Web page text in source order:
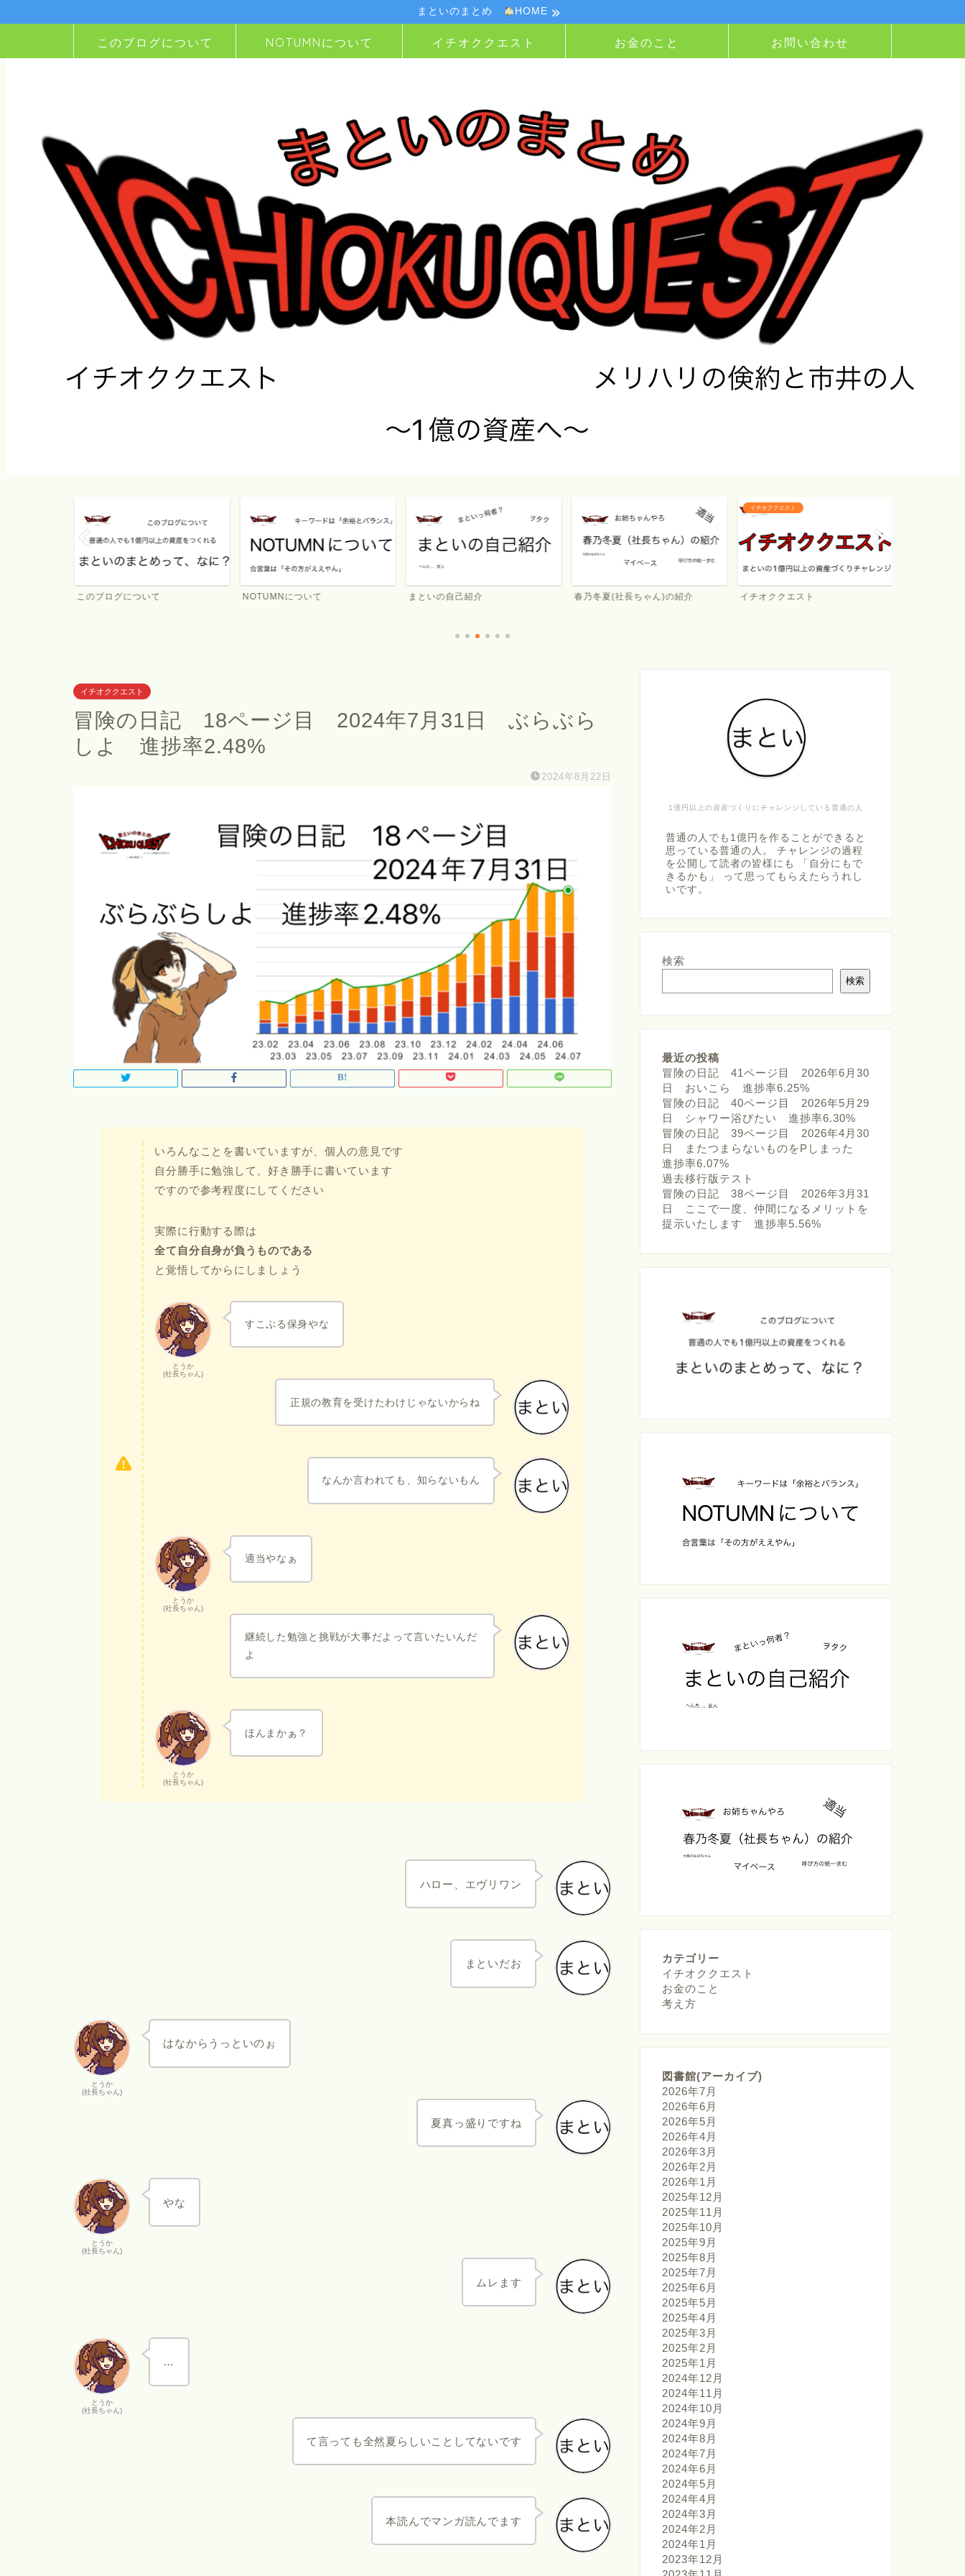
まといのまとめ HOME
このブログについて NOTUMNについて イチオククエスト お金のこと お問い合わせ
このブログについて NOTUMNについて まといの自己紹介 春乃冬夏(社長ちゃん)の紹介
イチオククエスト
イチオククエスト
イチオククエスト
冒険の日記 18ページ目 2024年7月31日 ぶらぶら
しよ 進捗率2.48%
2024年8月22日
いろんなことを書いていますが、個人の意見です
自分勝手に勉強して、好き勝手に書いています
ですので参考程度にしてください
実際に行動する際は
全て自分自身が負うものである
と覚悟してからにしましょう
とうか
(社長ちゃん)
すこぶる保身やな
正規の教育を受けたわけじゃないからね
なんか言われても、知らないもん
とうか
(社長ちゃん)
適当やなぁ
継続した勉強と挑戦が大事だよって言いたいんだ
よ
とうか
(社長ちゃん)
ほんまかぁ？
ハロー、エヴリワン
まといだお
とうか
(社長ちゃん)
はなからうっといのぉ
夏真っ盛りですね
とうか
(社長ちゃん)
やな
ムレます
とうか
(社長ちゃん)
…
て言っても全然夏らしいことしてないです
本読んでマンガ読んでます
1億円以上の資産づくりにチャレンジしている普通の人
普通の人でも1億円を作ることができると
思っている普通の人。 チャレンジの過程
を公開して読者の皆様にも 「自分にもで
きるかも」 って思ってもらえたらうれし
いです。
検索
検索
最近の投稿
冒険の日記 41ページ目 2026年6月30
日 おいこら 進捗率6.25%
冒険の日記 40ページ目 2026年5月29
日 シャワー浴びたい 進捗率6.30%
冒険の日記 39ページ目 2026年4月30
日 またつまらないものをPしまった
進捗率6.07%
過去移行版テスト
冒険の日記 38ページ目 2026年3月31
日 ここで一度、仲間になるメリットを
提示いたします 進捗率5.56%
カテゴリー
イチオククエスト
お金のこと
考え方
図書館(アーカイブ)
2026年7月
2026年6月
2026年5月
2026年4月
2026年3月
2026年2月
2026年1月
2025年12月
2025年11月
2025年10月
2025年9月
2025年8月
2025年7月
2025年6月
2025年5月
2025年4月
2025年3月
2025年2月
2025年1月
2024年12月
2024年11月
2024年10月
2024年9月
2024年8月
2024年7月
2024年6月
2024年5月
2024年4月
2024年3月
2024年2月
2024年1月
2023年12月